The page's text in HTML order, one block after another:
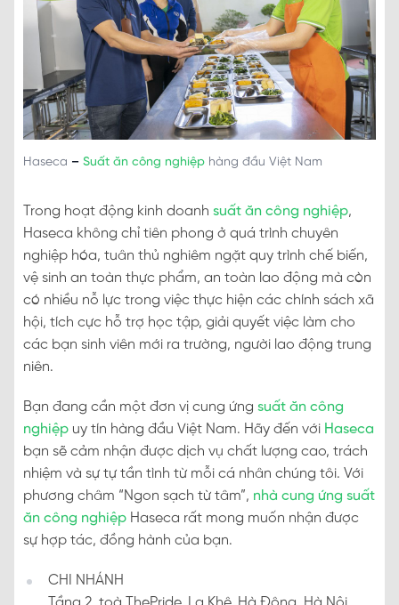
Haseca – Suất ăn công nghiệp hàng đầu Việt Nam
Trong hoạt động kinh doanh suất ăn công nghiệp,
Haseca không chỉ tiên phong ở quá trình chuyên
nghiệp hóa, tuân thủ nghiêm ngặt quy trình chế biến,
vệ sinh an toàn thực phẩm, an toàn lao động mà còn
có nhiều nỗ lực trong việc thực hiện các chính sách xã
hội, tích cực hỗ trợ học tập, giải quyết việc làm cho
các bạn sinh viên mới ra trường, người lao động trung
niên.
Bạn đang cần một đơn vị cung ứng suất ăn công
nghiệp uy tín hàng đầu Việt Nam. Hãy đến với Haseca
bạn sẽ cảm nhận được dịch vụ chất lượng cao, trách
nhiệm và sự tự tần tình từ mỗi cá nhân chúng tôi. Với
phương châm “Ngon sạch từ tâm”, nhà cung ứng suất
ăn công nghiệp Haseca rất mong muốn nhận được
sự hợp tác, đồng hành của bạn.
CHI NHÁNH